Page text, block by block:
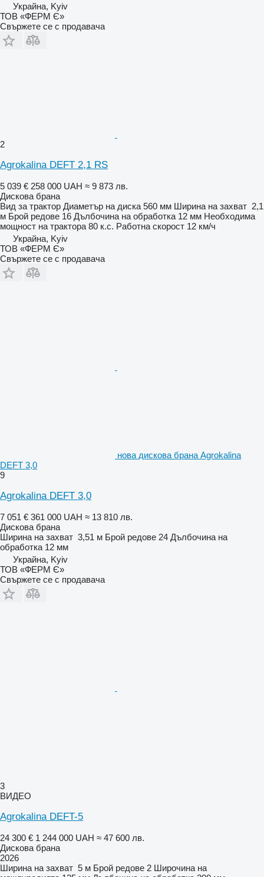
Украйна, Kyiv
ТОВ «ФЕРМ Є»
Свържете се с продавача
2
Agrokalina DEFT 2,1 RS
5 039 € 258 000 UAH ≈ 9 873 лв.
Дискова брана
Вид за трактор Диаметър на диска 560 мм Ширина на захват 2,1
м Брой редове 16 Дълбочина на обработка 12 мм Необходима
мощност на трактора 80 к.с. Работна скорост 12 км/ч
Украйна, Kyiv
ТОВ «ФЕРМ Є»
Свържете се с продавача
нова дискова брана Agrokalina
DEFT 3,0
9
Agrokalina DEFT 3,0
7 051 € 361 000 UAH ≈ 13 810 лв.
Дискова брана
Ширина на захват 3,51 м Брой редове 24 Дълбочина на
обработка 12 мм
Украйна, Kyiv
ТОВ «ФЕРМ Є»
Свържете се с продавача
3
ВИДЕО
Agrokalina DEFT-5
24 300 € 1 244 000 UAH ≈ 47 600 лв.
Дискова брана
2026
Ширина на захват 5 м Брой редове 2 Широчина на